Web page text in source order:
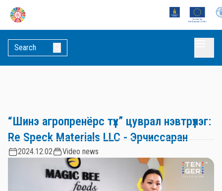
“Шинэ агропренёрс түүх” цуврал нэвтрүүлэг:
Re Speck Materials LLC - Эрчиссаран
2024.12.02 Video news